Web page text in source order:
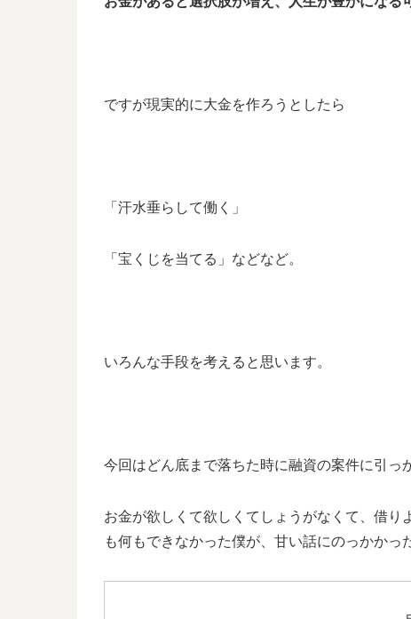
ですが現実的に大金を作ろうとしたら
「汗水垂らして働く」
「宝くじを当てる」などなど。
いろんな手段を考えると思います。
今回はどん底まで落ちた時に融資の案件に引っ
お金が欲しくて欲しくてしょうがなくて、借
も何もできなかった僕が、甘い話にのっかかっ